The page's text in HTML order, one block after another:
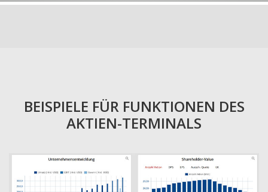
BEISPIELE FÜR FUNKTIONEN DES
AKTIEN-TERMINALS